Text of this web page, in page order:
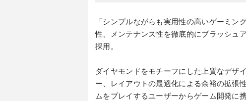
「シンプルながらも実用性の高いゲーミ
性、メンテナンス性を徹底的にブラッシュ
採用。
ダイヤモンドをモチーフにした上質なデザ
ー、レイアウトの最適化による余裕の拡張
ムをプレイするユーザーからゲーム開発に